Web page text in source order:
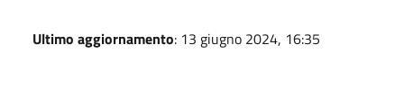
Ultimo aggiornamento: 13 giugno 2024, 16:35